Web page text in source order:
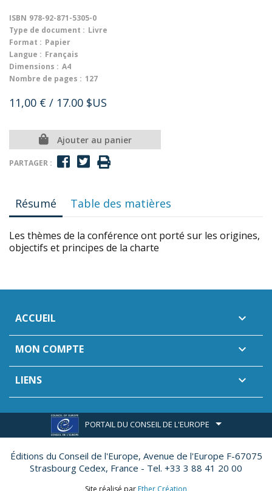
ISBN 978-92-871-5305-0
Type de document : Livre
Format : Papier
Langue : Français
Dimensions : A4
Nombre de pages : 127
11,00 € / 17.00 $US
Ajouter au panier
PARTAGER :
Résumé Table des matières
Les thèmes de la conférence ont porté sur les origines,
objectifs et principes de la charte
ACCUEIL 
MON COMPTE 
LIENS 
PORTAIL DU CONSEIL DE L'EUROPE
Éditions du Conseil de l'Europe, Avenue de l'Europe F-67075
Strasbourg Cedex, France - Tel. +33 3 88 41 20 00
Site réalisé par Ether Création